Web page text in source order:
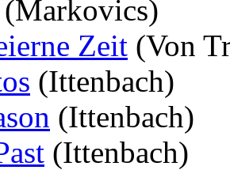
(Markovics)
Zeit (Von
(Ittenbach)
(Ittenbach)
(Ittenbach)